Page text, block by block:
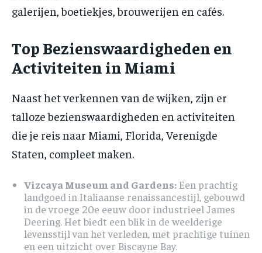
galerijen, boetiekjes, brouwerijen en cafés.
Top Bezienswaardigheden en
Activiteiten in Miami
Naast het verkennen van de wijken, zijn er
talloze bezienswaardigheden en activiteiten
die je reis naar Miami, Florida, Verenigde
Staten, compleet maken.
Vizcaya Museum and Gardens:Een prachtig
landgoed in Italiaanse renaissancestijl, gebouwd
in de vroege 20e eeuw door industrieel James
Deering. Het biedt een blik in de weelderige
levensstijl van het verleden, met prachtige tuinen
en een uitzicht over Biscayne Bay.